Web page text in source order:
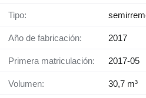
Tipo:
Año de fabricación: 2017
Primera matriculación: 2017-05
Volumen: 30,7 m³